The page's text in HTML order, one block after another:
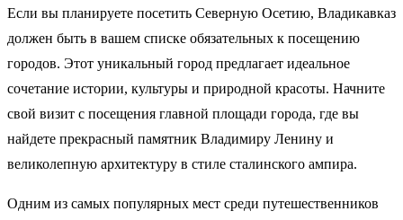
Если вы планируете посетить Северную Осетию, Владикавказ
должен быть в вашем списке обязательных к посещению
городов. Этот уникальный город предлагает идеальное
сочетание истории, культуры и природной красоты. Начните
свой визит с посещения главной площади города, где вы
найдете прекрасный памятник Владимиру Ленину и
великолепную архитектуру в стиле сталинского ампира.
Одним из самых популярных мест среди путешественников